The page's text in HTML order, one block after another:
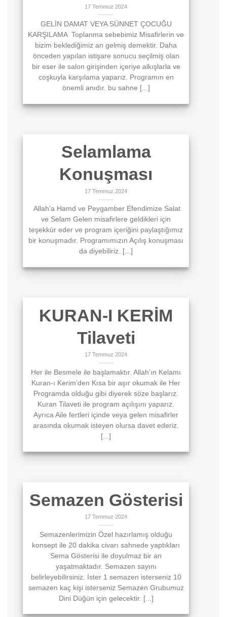
17 Temmuz 2024
GELİN DAMAT VEYA SÜNNET ÇOCUĞU
KARŞILAMA Toplanma sebebimiz Misafirlerin ve
bizim beklediğimiz an gelmiş demektir. Daha
önceden yapılan istişare sonucu seçilmiş olan
bir eser ile salon girişinden içeriye alkışlarla ve
coşkuyla karşılama yaparız. Programın en
önemli anıdır. bu sahne [...]
Selamlama
Konuşması
17 Temmuz 2024
Allah’a Hamd ve Peygamber Efendimize Salat
ve Selam Gelen misafirlere geldikleri için
teşekkür eder ve program içeriğini paylaştığımız
bir konuşmadır. Programımızın Açılış konuşması
da diyebiliriz. [...]
KURAN-I KERİM
Tilaveti
17 Temmuz 2024
Her ile Besmele ile başlamaktır. Allah’ın Kelamı
Kuran-ı Kerim’den Kısa bir aşır okumak ile Her
Programda olduğu gibi diyerek söze başlarız.
Kuran Tilaveti ile program açılışını yaparız.
Ayrıca Aile fertleri içinde veya gelen misafirler
arasında okumak isteyen olursa davet ederiz.
[...]
Semazen Gösterisi
17 Temmuz 2024
Semazenlerimizin Özel hazırlamış olduğu
konsept ile 20 dakika civarı sahnede yaptıkları
Sema Gösterisi ile doyulmaz bir an
yaşatmaktadır. Semazen sayını
belirleyebilirsiniz. İster 1 semazen isterseniz 10
semazen kaç kişi isterseniz Semazen Grubumuz
Dini Düğün için gelecektir. [...]